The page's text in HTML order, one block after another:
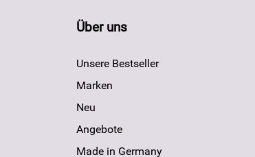
Über uns
Unsere Bestseller
Marken
Neu
Angebote
Made in Germany